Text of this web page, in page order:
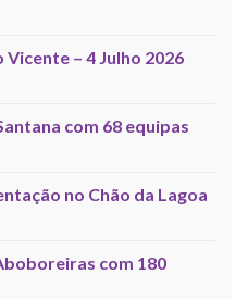
– 4 Julho 2026
com 68 equipas
no Chão da Lagoa
com 180